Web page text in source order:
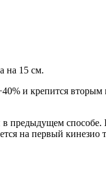
на 15 см.
и крепится
предыдущем способе.
на первый кинезио